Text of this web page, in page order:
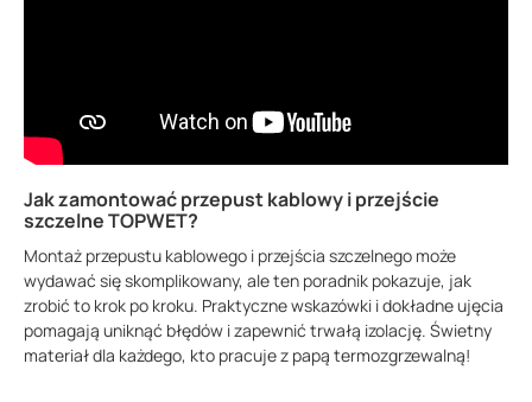
Jak zamontować przepust kablowy i przejście
szczelne TOPWET?
Montaż przepustu kablowego i przejścia szczelnego może
wydawać się skomplikowany, ale ten poradnik pokazuje, jak
zrobić to krok po kroku. Praktyczne wskazówki i dokładne ujęcia
pomagają uniknąć błędów i zapewnić trwałą izolację. Świetny
materiał dla każdego, kto pracuje z papą termozgrzewalną!